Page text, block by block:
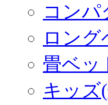
コンパ
ロング
畳ベッ
キッズ